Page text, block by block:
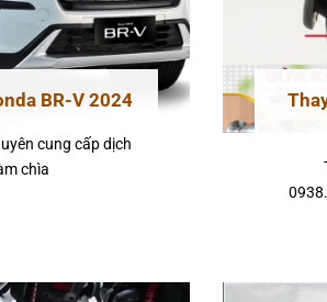
BR-V 2024
cung cấp dịch
chìa